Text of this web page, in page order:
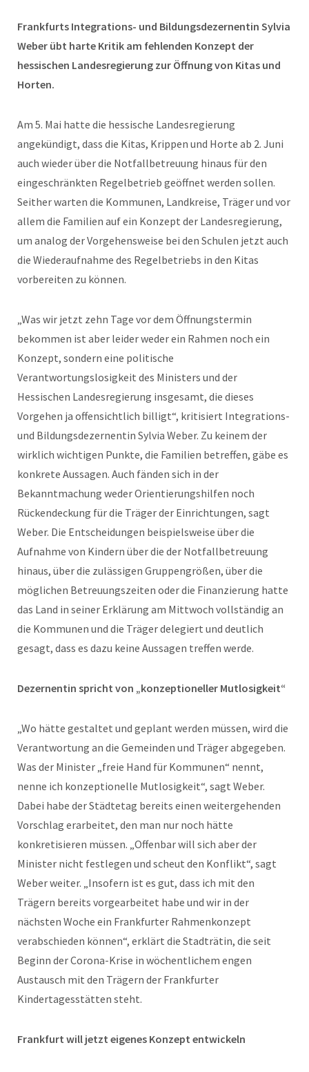
Frankfurts Integrations- und Bildungsdezernentin Sylvia
Weber übt harte Kritik am fehlenden Konzept der
hessischen Landesregierung zur Öffnung von Kitas und
Horten.
Am 5. Mai hatte die hessische Landesregierung
angekündigt, dass die Kitas, Krippen und Horte ab 2. Juni
auch wieder über die Notfallbetreuung hinaus für den
eingeschränkten Regelbetrieb geöffnet werden sollen.
Seither warten die Kommunen, Landkreise, Träger und vor
allem die Familien auf ein Konzept der Landesregierung,
um analog der Vorgehensweise bei den Schulen jetzt auch
die Wiederaufnahme des Regelbetriebs in den Kitas
vorbereiten zu können.
„Was wir jetzt zehn Tage vor dem Öffnungstermin
bekommen ist aber leider weder ein Rahmen noch ein
Konzept, sondern eine politische
Verantwortungslosigkeit des Ministers und der
Hessischen Landesregierung insgesamt, die dieses
Vorgehen ja offensichtlich billigt“, kritisiert Integrations-
und Bildungsdezernentin Sylvia Weber. Zu keinem der
wirklich wichtigen Punkte, die Familien betreffen, gäbe es
konkrete Aussagen. Auch fänden sich in der
Bekanntmachung weder Orientierungshilfen noch
Rückendeckung für die Träger der Einrichtungen, sagt
Weber. Die Entscheidungen beispielsweise über die
Aufnahme von Kindern über die der Notfallbetreuung
hinaus, über die zulässigen Gruppengrößen, über die
möglichen Betreuungszeiten oder die Finanzierung hatte
das Land in seiner Erklärung am Mittwoch vollständig an
die Kommunen und die Träger delegiert und deutlich
gesagt, dass es dazu keine Aussagen treffen werde.
Dezernentin spricht von „konzeptioneller Mutlosigkeit“
„Wo hätte gestaltet und geplant werden müssen, wird die
Verantwortung an die Gemeinden und Träger abgegeben.
Was der Minister „freie Hand für Kommunen“ nennt,
nenne ich konzeptionelle Mutlosigkeit“, sagt Weber.
Dabei habe der Städtetag bereits einen weitergehenden
Vorschlag erarbeitet, den man nur noch hätte
konkretisieren müssen. „Offenbar will sich aber der
Minister nicht festlegen und scheut den Konflikt“, sagt
Weber weiter. „Insofern ist es gut, dass ich mit den
Trägern bereits vorgearbeitet habe und wir in der
nächsten Woche ein Frankfurter Rahmenkonzept
verabschieden können“, erklärt die Stadträtin, die seit
Beginn der Corona-Krise in wöchentlichem engen
Austausch mit den Trägern der Frankfurter
Kindertagesstätten steht.
Frankfurt will jetzt eigenes Konzept entwickeln